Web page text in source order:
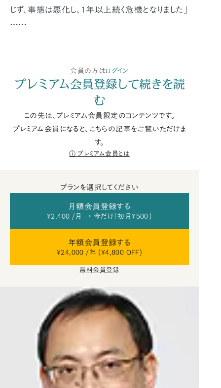
じず、事態は悪化し、1年以上続く危機となりました」
……
会員の方はログイン
プレミアム会員登録して続きを読
む
この先は、プレミアム会員限定のコンテンツです。
プレミアム会員になると、こちらの記事をご覧いただけま
す。
プレミアム会員とは
プランを選択してください
月額会員登録する
¥2,400 /月 → 今だけ「初月¥500」
年額会員登録する
¥24,000 /年 (¥4,800 OFF)
無料会員登録